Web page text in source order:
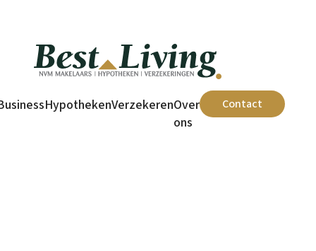
HypothekenVerzekerenOver
ons
Contact